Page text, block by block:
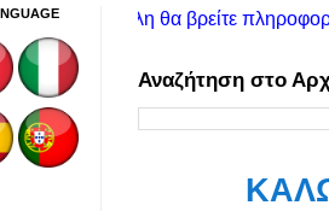
θα βρείτε πληροφορίες για τις
Αναζήτηση στο